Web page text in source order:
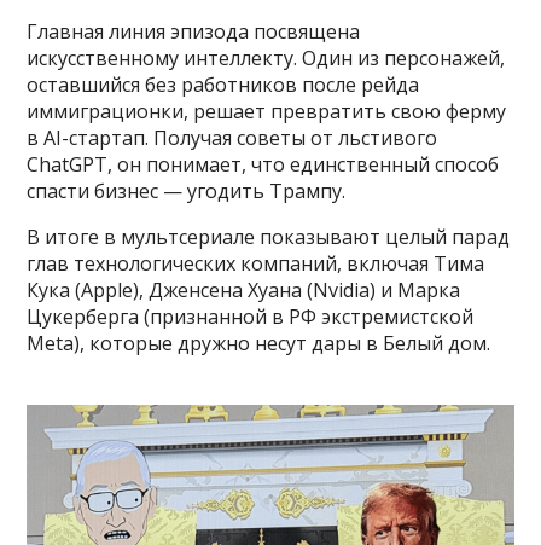
Главная линия эпизода посвящена
искусственному интеллекту. Один из персонажей,
оставшийся без работников после рейда
иммиграционки, решает превратить свою ферму
в AI-стартап. Получая советы от льстивого
ChatGPT, он понимает, что единственный способ
спасти бизнес — угодить Трампу.
В итоге в мультсериале показывают целый парад
глав технологических компаний, включая Тима
Кука (Apple), Дженсена Хуана (Nvidia) и Марка
Цукерберга (признанной в РФ экстремистской
Meta), которые дружно несут дары в Белый дом.